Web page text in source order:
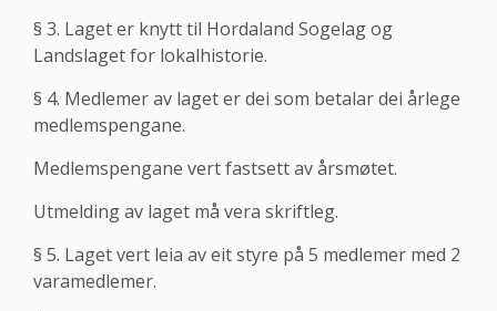
§ 3. Laget er knytt til Hordaland Sogelag og
Landslaget for lokalhistorie.
§ 4. Medlemer av laget er dei som betalar dei årlege
medlemspengane.
Medlemspengane vert fastsett av årsmøtet.
Utmelding av laget må vera skriftleg.
§ 5. Laget vert leia av eit styre på 5 medlemer med 2
varamedlemer.